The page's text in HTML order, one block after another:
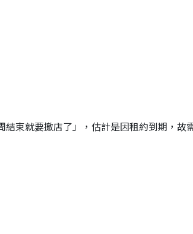
束就要撤店了」，估計是因租約到期，故